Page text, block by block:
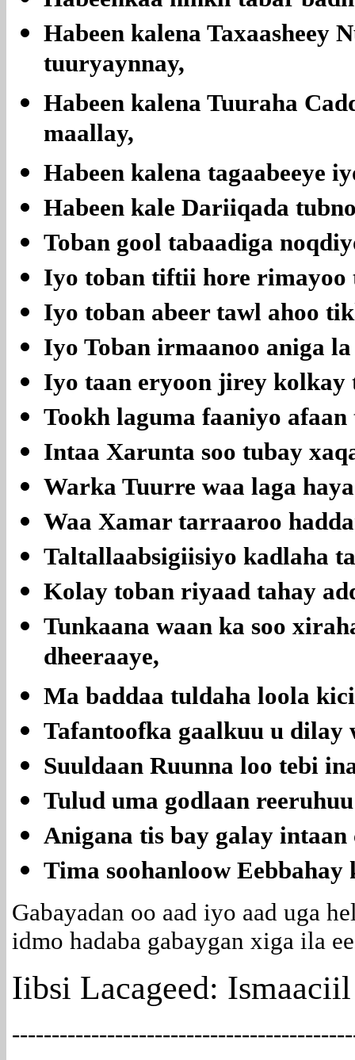
Habeen kalena Taxaasheey
tuuryaynnay,
Habeen kalena Tuuraha
maallay,
Habeen kalena tagaabeeye
Habeen kale Dariiqada
Toban gool tabaadiga
Iyo toban tiftii hore rimayoo
Iyo toban abeer tawl ahoo
Iyo Toban irmaanoo aniga
Iyo taan eryoon jirey kolkay
Tookh laguma faaniyo
Intaa Xarunta soo tubay
Warka Tuurre waa laga
Waa Xamar tarraaroo
Taltallaabsigiisiyo kadlaha
Kolay toban riyaad tahay
Tunkaana waan ka soo
dheeraaye,
Ma baddaa tuldaha loola
Tafantoofka gaalkuu u dilay
Suuldaan Ruunna loo tebi
Tulud uma godlaan
Anigana tis bay galay intaan
Tima soohanloow Eebbahay
Gabayadan oo aad iyo aad uga
idmo hadaba gabaygan xiga ila
Iibsi Lacageed: